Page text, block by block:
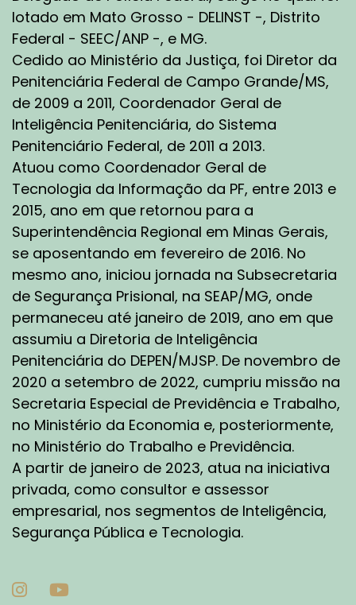
lotado em Mato Grosso - DELINST -, Distrito
Federal - SEEC/ANP -, e MG.
Cedido ao Ministério da Justiça, foi Diretor da
Penitenciária Federal de Campo Grande/MS,
de 2009 a 2011, Coordenador Geral de
Inteligência Penitenciária, do Sistema
Penitenciário Federal, de 2011 a 2013.
Atuou como Coordenador Geral de
Tecnologia da Informação da PF, entre 2013 e
2015, ano em que retornou para a
Superintendência Regional em Minas Gerais,
se aposentando em fevereiro de 2016. No
mesmo ano, iniciou jornada na Subsecretaria
de Segurança Prisional, na SEAP/MG, onde
permaneceu até janeiro de 2019, ano em que
assumiu a Diretoria de Inteligência
Penitenciária do DEPEN/MJSP. De novembro de
2020 a setembro de 2022, cumpriu missão na
Secretaria Especial de Previdência e Trabalho,
no Ministério da Economia e, posteriormente,
no Ministério do Trabalho e Previdência.
A partir de janeiro de 2023, atua na iniciativa
privada, como consultor e assessor
empresarial, nos segmentos de Inteligência,
Segurança Pública e Tecnologia.